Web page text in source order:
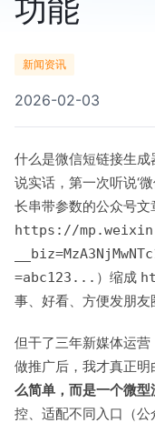
功能
新闻资讯
2026-02-03
什么是微信短链接生成
说实话，第一次听说‘
长串带参数的公众号文
https://
=abc123... ）缩成
事、好看、方便发朋友
但干了三年新媒体运
做推广后，我才真正明
么简单，而是一个微型
控、适配不同入口（